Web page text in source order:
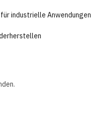
industrielle Anwendungen